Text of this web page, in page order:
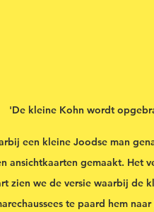
'De kleine Kohn wordt
een kleine Joodse man
ansichtkaarten gemaakt. Het
zien we de versie waarbij de
te paard hem